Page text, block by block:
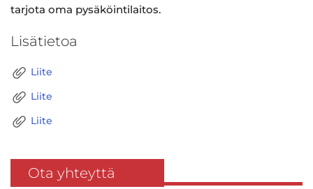
tarjota oma pysäköintilaitos.
Lisätietoa
Liite
Liite
Liite
Ota yhteyttä